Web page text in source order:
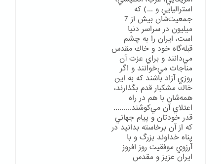
استراليايي و ...) كه
جمعيت‌شان بيش از 7
ميليون در سراسر دنيا
است، ايران را به چشم
قبله‌گاه خود و خاك مقدس
مي‌دانند و براي عزت آن
مناجات مي‌خوانند و اگر
روزي آزاد باشند كه به اين
خاك مشكبار قدم بگذارند،
همه‌شان با هم در راه
اعتلاي آن مي‌كوشند.........
قدر خودتان و پيام جهاني
كه از آن برخاسته بدانيد در
پناه خداوند بزرگ و با
آرزوي موفقيت روز افروز
ايران عزيز و مقدس